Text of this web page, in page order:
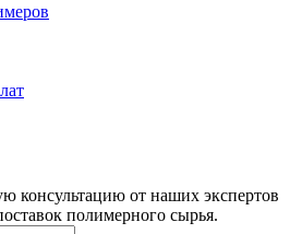
консультацию от наших экспертов
полимерного сырья.